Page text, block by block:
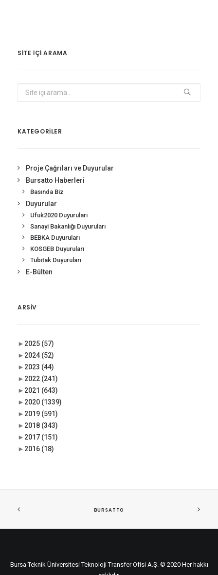
SITE IÇI ARAMA
KATEGORİLER
Proje Çağrıları ve Duyurular
Bursatto Haberleri
Basında Biz
Duyurular
Ufuk2020 Duyuruları
Sanayi Bakanlığı Duyuruları
BEBKA Duyuruları
KOSGEB Duyuruları
Tübitak Duyuruları
E-Bülten
ARSIV
► 2025 (57)
► 2024 (52)
► 2023 (44)
► 2022 (241)
► 2021 (643)
► 2020 (1339)
► 2019 (591)
► 2018 (343)
► 2017 (151)
► 2016 (18)
BURSATTO
Bursa Teknik Üniversitesi Teknoloji Transfer Ofisi A.Ş. © 2020 Her hakkı